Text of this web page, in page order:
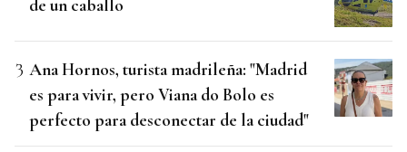
de un caballo
Ana Hornos, turista madrileña: "Madrid
es para vivir, pero Viana do Bolo es
perfecto para desconectar de la ciudad"